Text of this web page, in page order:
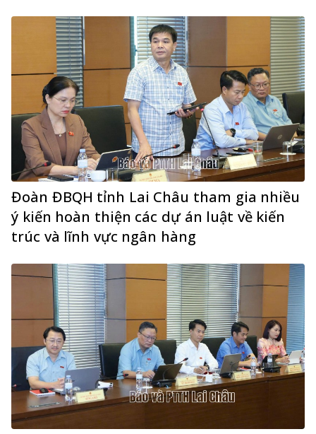
Đoàn ĐBQH tỉnh Lai Châu tham gia nhiều
ý kiến hoàn thiện các dự án luật về kiến
trúc và lĩnh vực ngân hàng